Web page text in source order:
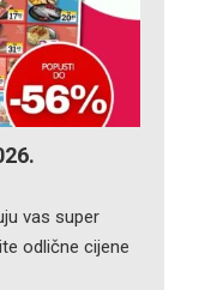
vas super
odlične cijene